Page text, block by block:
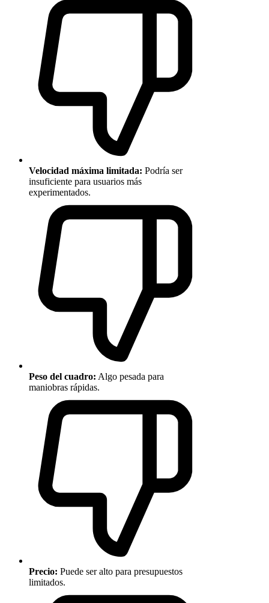
Velocidad máxima limitada: Podría ser
insuficiente para usuarios más
experimentados.
Peso del cuadro: Algo pesada para
maniobras rápidas.
Precio: Puede ser alto para presupuestos
limitados.